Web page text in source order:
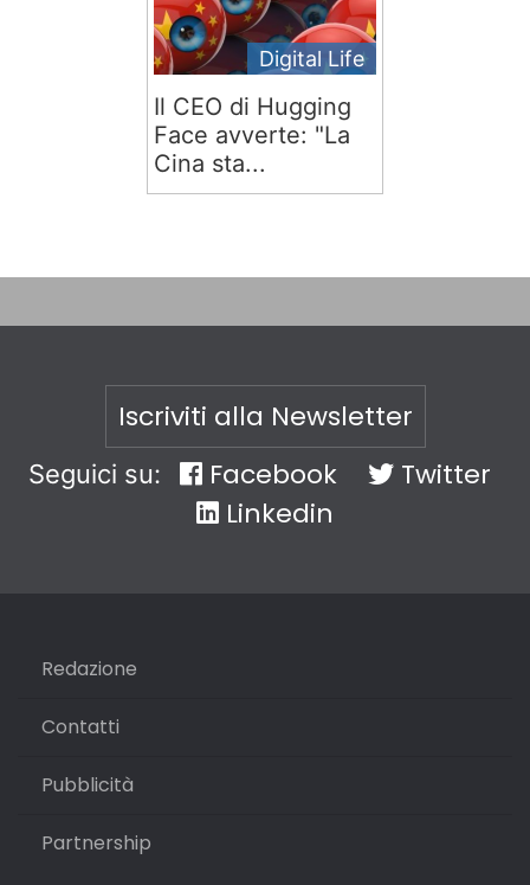
Digital Life
Il CEO di Hugging
Face avverte: "La
Cina sta...
Iscriviti alla Newsletter
Seguici su: Facebook
Twitter
Linkedin
Redazione
Contatti
Pubblicità
Partnership